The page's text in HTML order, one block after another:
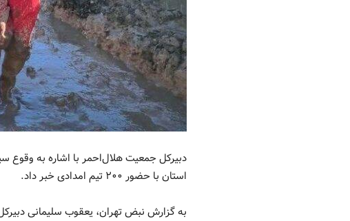
دبیرکل جمعیت هلال‌احمر با اشاره به وقوع
استان با حضور ۲۰۰ تیم امدادی خبر داد.
به گزارش نبض تهران، یعقوب سلیمانی